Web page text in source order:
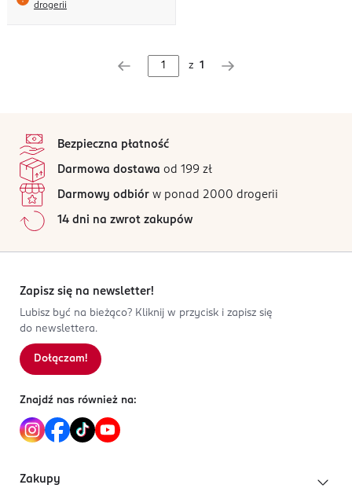
drogerii
z 1
Bezpieczna płatność
Darmowa dostawa od 199 zł
Darmowy odbiór w ponad 2000 drogerii
14 dni na zwrot zakupów
Zapisz się na newsletter!
Lubisz być na bieżąco? Kliknij w przycisk i zapisz się
do newslettera.
Dołączam!
Znajdź nas również na:
Zakupy